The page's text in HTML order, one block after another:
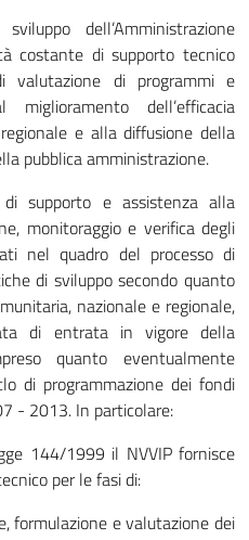
dell’Am­ministrazione
costante di supporto tecnico
valutazione di programmi e
dell’efficacia
e alla diffusione della
pubblica amministrazione.
supporto e assistenza alla
monitoraggio e verifica degli
nel quadro del processo di
di sviluppo secondo quanto
nazionale e regionale,
di entrata in vigore della
quanto eventualmente
di programmazione dei fondi
- 2013. In particolare:
144/1999 il NVVIP fornisce
per le fasi di:
formulazione e valutazione dei